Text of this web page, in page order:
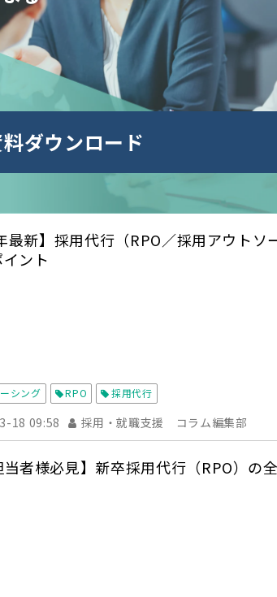
ダウンロード
最新】採用代行（RPO／採用アウト
ント
シング RPO 採用代行
18 09:58 採用・就職支援 コラム編集部
当者様必見】新卒採用代行（RPO）